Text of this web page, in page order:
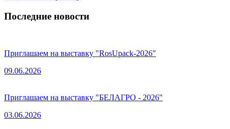
Последние новости
Приглашаем на выставку "RosUpack-2026"
09.06.2026
Приглашаем на выставку "БЕЛАГРО - 2026"
03.06.2026